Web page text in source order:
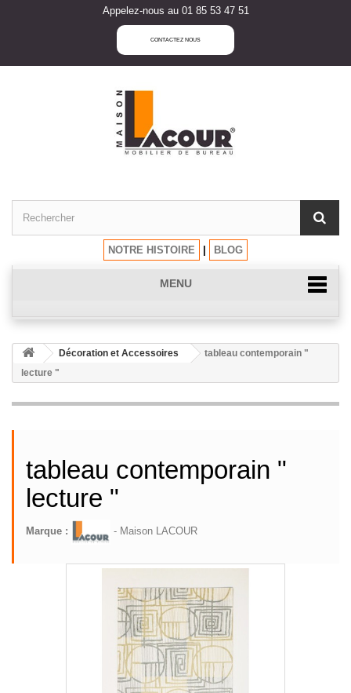
Appelez-nous au 01 85 53 47 51
CONTACTEZ NOUS
NOTRE HISTOIRE BLOG
MENU
Décoration et Accessoires
tableau contemporain "
lecture "
tableau contemporain "
lecture "
Marque : - Maison LACOUR